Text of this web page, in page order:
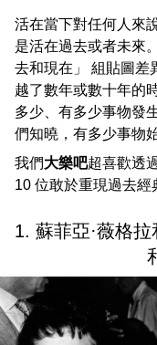
活在當下對任何人來
是活在過去或者未來
去和現在」 組貼圖差
越了數年或數十年的
多少、有多少事物發
們知曉，有多少事物
我們大樂吧超喜歡透
10 位敢於重現過去經
1. 蘇菲亞·薇格